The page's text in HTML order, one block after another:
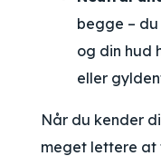
begge –
og din hud
eller
Når du kender
meget lettere